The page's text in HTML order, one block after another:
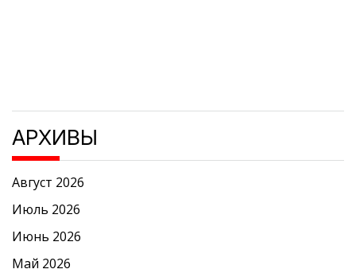
АРХИВЫ
Август 2026
Июль 2026
Июнь 2026
Май 2026